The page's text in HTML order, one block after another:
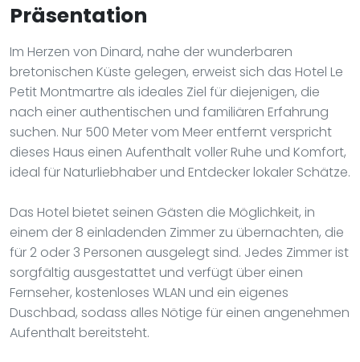
Präsentation
Im Herzen von Dinard, nahe der wunderbaren
bretonischen Küste gelegen, erweist sich das Hotel Le
Petit Montmartre als ideales Ziel für diejenigen, die
nach einer authentischen und familiären Erfahrung
suchen. Nur 500 Meter vom Meer entfernt verspricht
dieses Haus einen Aufenthalt voller Ruhe und Komfort,
ideal für Naturliebhaber und Entdecker lokaler Schätze.
Das Hotel bietet seinen Gästen die Möglichkeit, in
einem der 8 einladenden Zimmer zu übernachten, die
für 2 oder 3 Personen ausgelegt sind. Jedes Zimmer ist
sorgfältig ausgestattet und verfügt über einen
Fernseher, kostenloses WLAN und ein eigenes
Duschbad, sodass alles Nötige für einen angenehmen
Aufenthalt bereitsteht.